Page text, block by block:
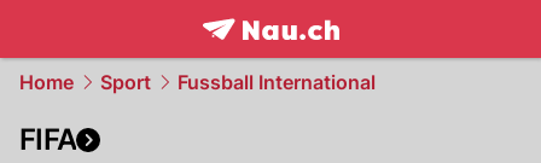
frontpage.NAU.ch
Home Sport Fussball International
FIFA